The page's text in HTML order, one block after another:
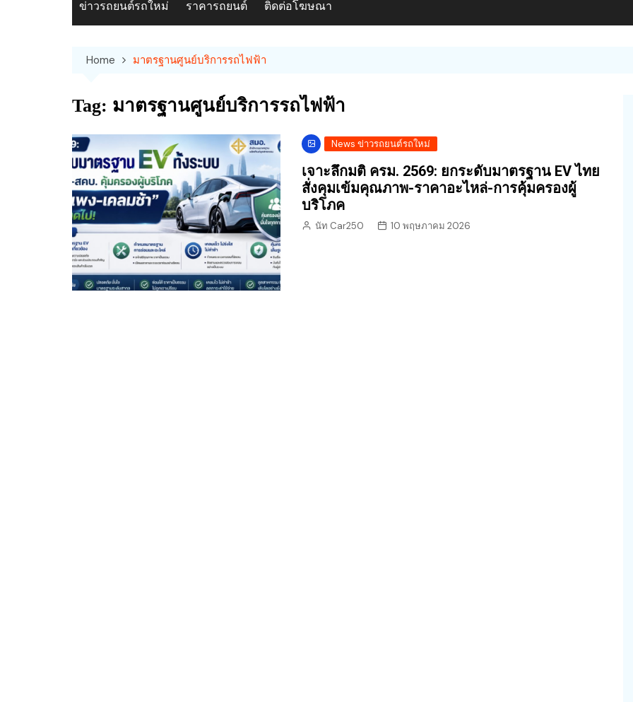
ข่าวรถยนต์รถใหม่ ราคารถยนต์ ติดต่อโฆษณา
Home มาตรฐานศูนย์บริการรถไฟฟ้า
Tag: มาตรฐานศูนย์บริการรถไฟฟ้า
News ข่าวรถยนต์รถใหม่
เจาะลึกมติ ครม. 2569: ยกระดับมาตรฐาน EV ไทย
สั่งคุมเข้มคุณภาพ-ราคาอะไหล่-การคุ้มครองผู้
บริโภค
นัท Car250 10 พฤษภาคม 2026